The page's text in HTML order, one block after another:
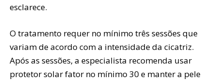
esclarece.
O tratamento requer no mínimo três sessões que
variam de acordo com a intensidade da cicatriz.
Após as sessões, a especialista recomenda usar
protetor solar fator no mínimo 30 e manter a pele